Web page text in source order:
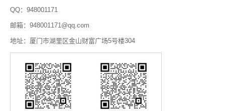
QQ：948001171
邮箱：948001171@qq.com
地址：厦门市湖里区金山财富广场5号楼304